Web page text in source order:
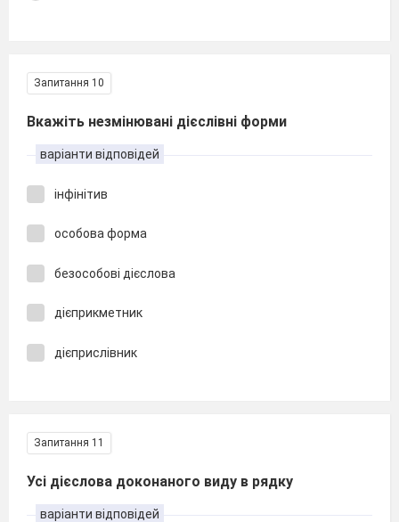
Запитання 10
Вкажіть незмінювані дієслівні форми
варіанти відповідей
інфінітив
особова форма
безособові дієслова
дієприкметник
дієприслівник
Запитання 11
Усі дієслова доконаного виду в рядку
варіанти відповідей